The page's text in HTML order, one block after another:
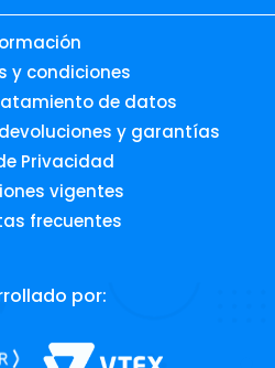
y condiciones
de datos
y garantías
Privacidad
vigentes
frecuentes
por: